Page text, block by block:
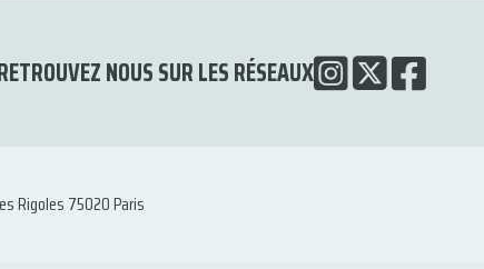
NOUS SUR LES RÉSEAUX
Rigoles 75020 Paris